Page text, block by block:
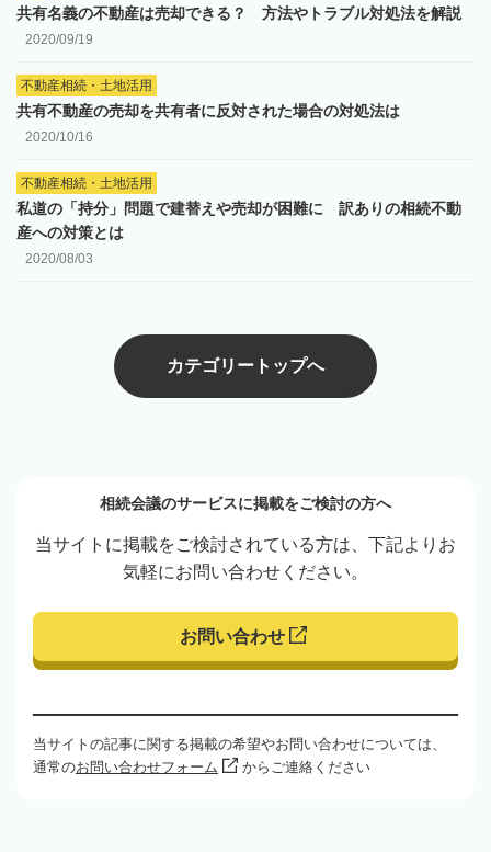
共有名義の不動産は売却できる？ 方法やトラブル対処法を解説
2020/09/19
不動産相続・土地活用
共有不動産の売却を共有者に反対された場合の対処法は
2020/10/16
不動産相続・土地活用
私道の「持分」問題で建替えや売却が困難に 訳ありの相続不動
産への対策とは
2020/08/03
カテゴリートップへ
相続会議のサービスに掲載をご検討の方へ
当サイトに掲載をご検討されている方は、下記よりお
気軽にお問い合わせください。
お問い合わせ
当サイトの記事に関する掲載の希望やお問い合わせについては、
通常のお問い合わせフォーム からご連絡ください